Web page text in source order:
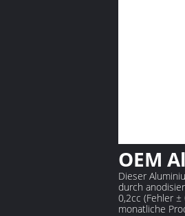
OEM
Dieser
durch
0,2cc (Fehler
monatliche